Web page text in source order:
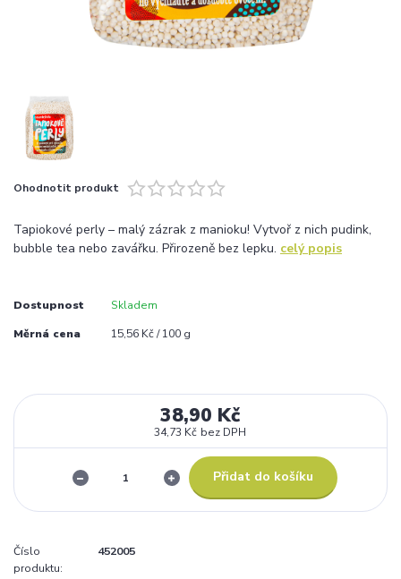
Ohodnotit produkt
Tapiokové perly – malý zázrak z manioku! Vytvoř z nich pudink,
bubble tea nebo zavářku. Přirozeně bez lepku. celý popis
Dostupnost Skladem
Měrná cena 15,56 Kč / 100 g
38,90 Kč
34,73 Kč bez DPH
Přidat do košíku
Číslo
produktu:
452005